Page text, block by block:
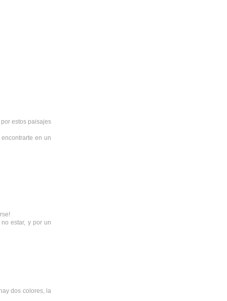
estos paisajes
en un
estar, y por un
dos colores, la